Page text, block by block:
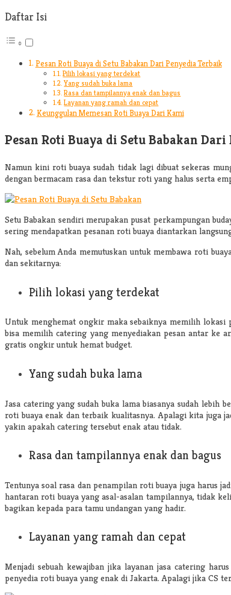
Daftar Isi
Pesan Roti Buaya di Setu Babakan Dari Penyedia Terbaik
Pilih lokasi yang terdekat
Yang sudah buka lama
Rasa dan tampilannya enak dan bagus
Layanan yang ramah dan cepat
Keunggulan Memesan Roti Buaya Dari Kami
Pesan Roti Buaya di Setu Babakan
Namun kini roti buaya sudah tidak lagi dibuat sekeras
dengan bermacam rasa dan tekstur roti yang halus serta
Setu Babakan sendiri merupakan pusat perkampungan
sering mendapatkan pesanan roti buaya diantarkan
Nah, sebelum Anda memutuskan untuk membawa roti
dan sekitarnya:
Pilih lokasi yang terdekat
Untuk menghemat ongkir maka sebaiknya memilih lokasi
bisa memilih catering yang menyediakan pesan antar ke
gratis ongkir untuk hemat budget.
Yang sudah buka lama
Jasa catering yang sudah buka lama biasanya sudah lebih
roti buaya enak dan terbaik kualitasnya. Apalagi kita juga
yakin apakah catering tersebut enak atau tidak.
Rasa dan tampilannya enak dan bagus
Tentunya soal rasa dan penampilan roti buaya juga harus
hantaran roti buaya yang asal-asalan tampilannya, tidak
bagikan kepada para tamu undangan yang hadir.
Layanan yang ramah dan cepat
Menjadi sebuah kewajiban jika layanan jasa catering
penyedia roti buaya yang enak di Jakarta. Apalagi jika CS